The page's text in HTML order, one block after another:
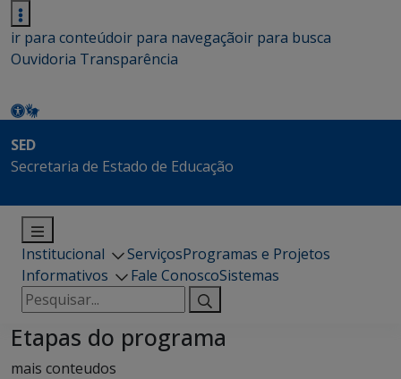
ir para conteúdoir para navegaçãoir para busca
Ouvidoria Transparência
SED
Secretaria de Estado de Educação
Institucional ServiçosProgramas e Projetos
Informativos
Fale ConoscoSistemas
Pesquisar
por:
Etapas do programa
mais conteudos